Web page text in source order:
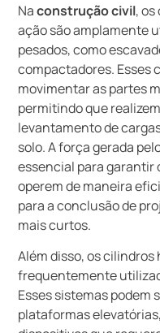
Naconstrução civil,
ação são amplamente
pesados, como
compactadores. Esses
movimentar as partes
permitindo que
levantamento de
solo. A força gerada
essencial para garantir
operem de maneira
para a conclusão de
mais curtos.
Além disso, os
frequentemente
Esses sistemas podem
plataformas